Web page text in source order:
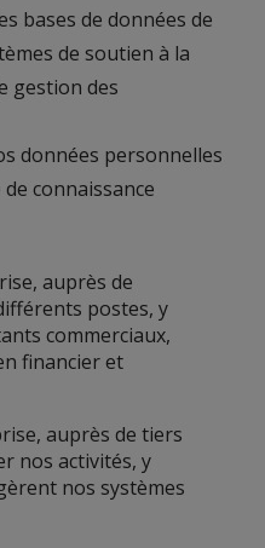
bases de données de
de soutien à la
gestion des
données personnelles
connaissance
auprès de
postes, y
commerciaux,
financier et
auprès de tiers
nos activités, y
nos systèmes